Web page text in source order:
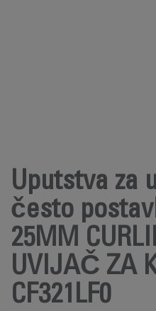
Uputstva za
često
25MM
UVIJAČ ZA
CF321LF0